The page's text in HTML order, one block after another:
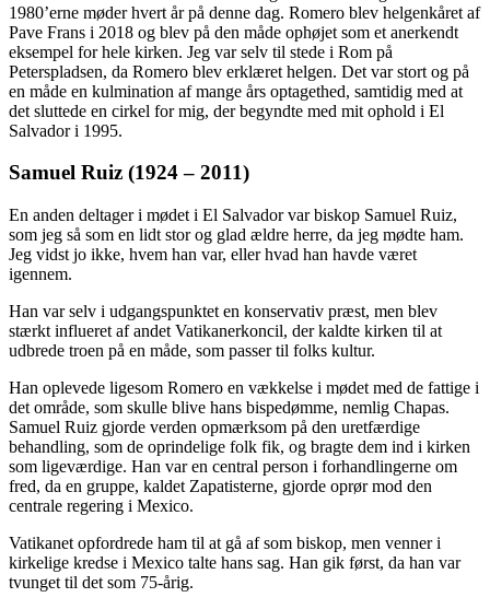
1980’erne møder hvert år på denne dag. Romero blev helgenkåret af
Pave Frans i 2018 og blev på den måde ophøjet som et anerkendt
eksempel for hele kirken. Jeg var selv til stede i Rom på
Peterspladsen, da Romero blev erklæret helgen. Det var stort og på
en måde en kulmination af mange års optagethed, samtidig med at
det sluttede en cirkel for mig, der begyndte med mit ophold i El
Salvador i 1995.
Samuel Ruiz (1924 – 2011)
En anden deltager i mødet i El Salvador var biskop Samuel Ruiz,
som jeg så som en lidt stor og glad ældre herre, da jeg mødte ham.
Jeg vidst jo ikke, hvem han var, eller hvad han havde været
igennem.
Han var selv i udgangspunktet en konservativ præst, men blev
stærkt influeret af andet Vatikanerkoncil, der kaldte kirken til at
udbrede troen på en måde, som passer til folks kultur.
Han oplevede ligesom Romero en vækkelse i mødet med de fattige i
det område, som skulle blive hans bispedømme, nemlig Chapas.
Samuel Ruiz gjorde verden opmærksom på den uretfærdige
behandling, som de oprindelige folk fik, og bragte dem ind i kirken
som ligeværdige. Han var en central person i forhandlingerne om
fred, da en gruppe, kaldet Zapatisterne, gjorde oprør mod den
centrale regering i Mexico.
Vatikanet opfordrede ham til at gå af som biskop, men venner i
kirkelige kredse i Mexico talte hans sag. Han gik først, da han var
tvunget til det som 75-årig.